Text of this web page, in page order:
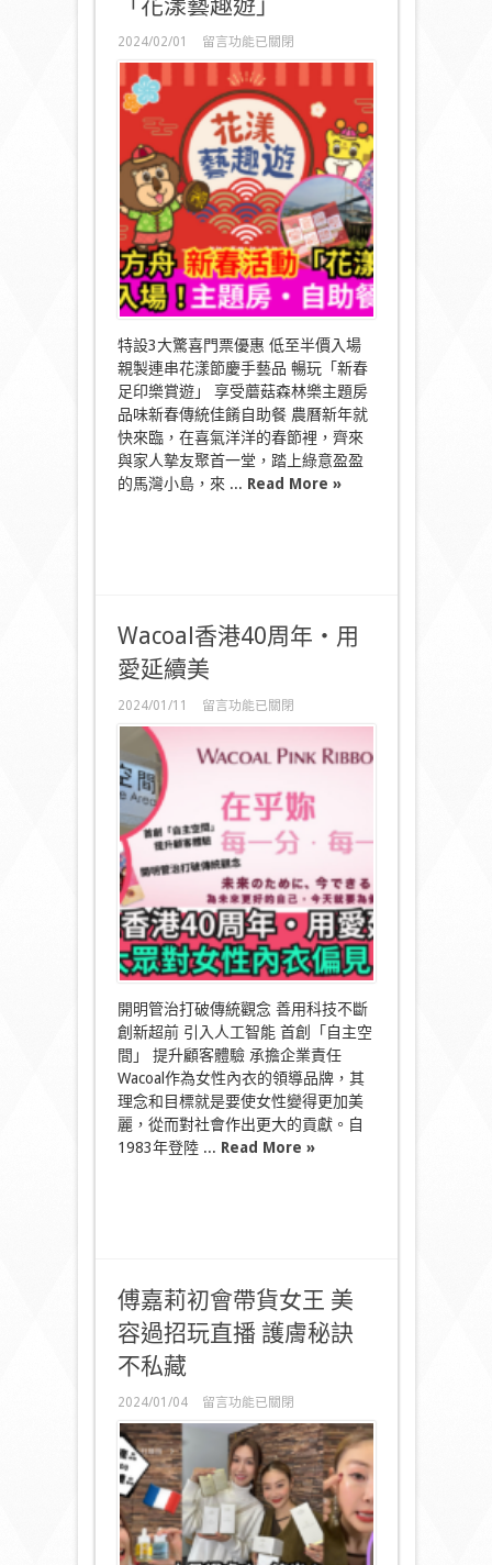
2024/02/01
在
〈香
挪
亞
方
舟
新
春
活
動
「花
漾
藝
趣
遊」〉
中
留言功能已關閉
特設3大驚喜門票優惠 低至半價入場
親製連串花漾節慶手藝品 暢玩「新春
足印樂賞遊」 享受蘑菇森林樂主題房
品味新春傳統佳餚自助餐 農曆新年就
快來臨，在喜氣洋洋的春節裡，齊來
與家人摯友聚首一堂，踏上綠意盈盈
的馬灣小島，來 ... Read More »
Wacoal香港40周年‧用
愛延續美
2024/01/11
在
〈Wacoal
港
年‧
用
愛
延
美〉
中
留言功能已關閉
開明管治打破傳統觀念 善用科技不斷
創新超前 引入人工智能 首創「自主空
間」 提升顧客體驗 承擔企業責任
Wacoal作為女性內衣的領導品牌，其
理念和目標就是要使女性變得更加美
麗，從而對社會作出更大的貢獻。自
1983年登陸 ... Read More »
傅嘉莉初會帶貨女王 美
容過招玩直播 護膚秘訣
不私藏
2024/01/04
在
〈傅
初
會
貨
留言功能已關閉